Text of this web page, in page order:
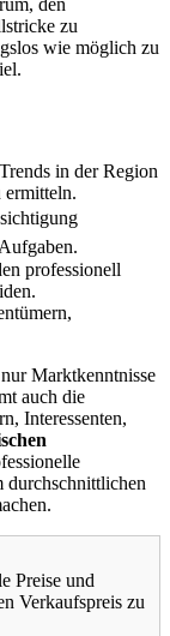
den
zu
wie möglich zu
in der Region
ermitteln.
professionell
Marktkenntnisse
auch die
Interessenten,
durchschnittlichen
Preise und
Verkaufspreis zu